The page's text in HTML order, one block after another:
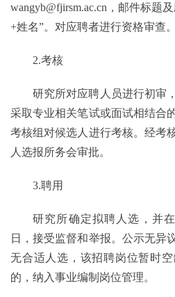
wangyb@fjirsm.ac.cn，邮件标题
+姓名”。对应聘者进行资格审查。
2.考核
研究所对应聘人员进行初审
采取专业相关笔试或面试相结合
考核组对候选人进行考核。经考
人选报所务会审批。
3.聘用
研究所确定拟聘人选，并
日，接受监督和举报。公示无异
无合适人选，该招聘岗位暂时
的，纳入事业编制岗位管理。